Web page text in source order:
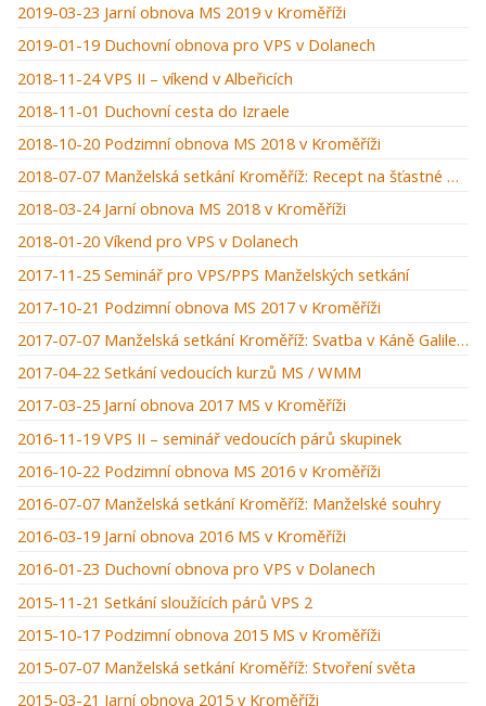
2019-03-23 Jarní obnova MS 2019 v Kroměříži
2019-01-19 Duchovní obnova pro VPS v Dolanech
2018-11-24 VPS II – víkend v Albeřicích
2018-11-01 Duchovní cesta do Izraele
2018-10-20 Podzimní obnova MS 2018 v Kroměříži
2018-07-07 Manželská setkání Kroměříž: Recept na šťastné manželství
2018-03-24 Jarní obnova MS 2018 v Kroměříži
2018-01-20 Víkend pro VPS v Dolanech
2017-11-25 Seminář pro VPS/PPS Manželských setkání
2017-10-21 Podzimní obnova MS 2017 v Kroměříži
2017-07-07 Manželská setkání Kroměříž: Svatba v Káně Galilejské
2017-04-22 Setkání vedoucích kurzů MS / WMM
2017-03-25 Jarní obnova 2017 MS v Kroměříži
2016-11-19 VPS II – seminář vedoucích párů skupinek
2016-10-22 Podzimní obnova MS 2016 v Kroměříži
2016-07-07 Manželská setkání Kroměříž: Manželské souhry
2016-03-19 Jarní obnova 2016 MS v Kroměříži
2016-01-23 Duchovní obnova pro VPS v Dolanech
2015-11-21 Setkání sloužících párů VPS 2
2015-10-17 Podzimní obnova 2015 MS v Kroměříži
2015-07-07 Manželská setkání Kroměříž: Stvoření světa
2015-03-21 Jarní obnova 2015 v Kroměříži